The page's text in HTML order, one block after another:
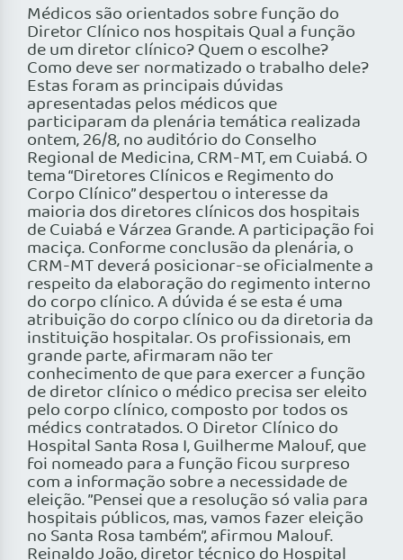
Médicos são orientados sobre função do
Diretor Clínico nos hospitais Qual a função
de um diretor clínico? Quem o escolhe?
Como deve ser normatizado o trabalho dele?
Estas foram as principais dúvidas
apresentadas pelos médicos que
participaram da plenária temática realizada
ontem, 26/8, no auditório do Conselho
Regional de Medicina, CRM-MT, em Cuiabá. O
tema “Diretores Clínicos e Regimento do
Corpo Clínico” despertou o interesse da
maioria dos diretores clínicos dos hospitais
de Cuiabá e Várzea Grande. A participação foi
maciça. Conforme conclusão da plenária, o
CRM-MT deverá posicionar-se oficialmente a
respeito da elaboração do regimento interno
do corpo clínico. A dúvida é se esta é uma
atribuição do corpo clínico ou da diretoria da
instituição hospitalar. Os profissionais, em
grande parte, afirmaram não ter
conhecimento de que para exercer a função
de diretor clínico o médico precisa ser eleito
pelo corpo clínico, composto por todos os
médics contratados. O Diretor Clínico do
Hospital Santa Rosa I, Guilherme Malouf, que
foi nomeado para a função ficou surpreso
com a informação sobre a necessidade de
eleição. ”Pensei que a resolução só valia para
hospitais públicos, mas, vamos fazer eleição
no Santa Rosa também”, afirmou Malouf.